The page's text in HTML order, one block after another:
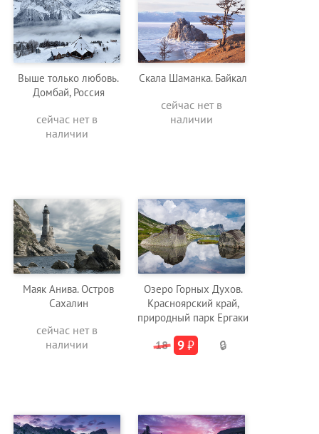
Выше только любовь.
Домбай, Россия
сейчас нет в
наличии
Скала Шаманка. Байкал
сейчас нет в
наличии
Маяк Анива. Остров
Сахалин
сейчас нет в
наличии
Озеро Горных Духов.
Красноярский край,
природный парк Ергаки
18 9₽ 🔒